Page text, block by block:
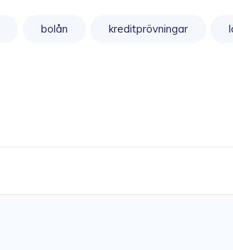
bolån kreditprövningar